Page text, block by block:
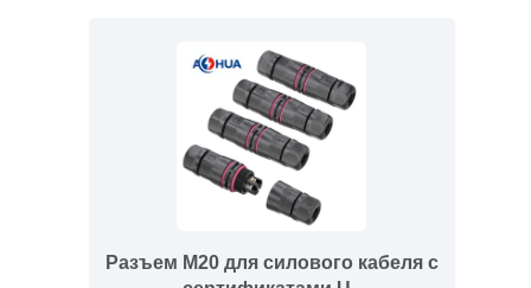
Разъем M20 для силового кабеля с